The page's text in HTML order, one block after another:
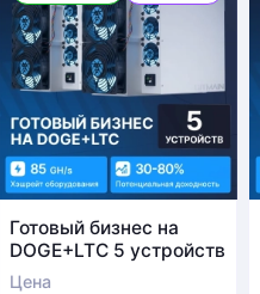
Готовый бизнес на
DOGE+LTC 5 устройств
Цена